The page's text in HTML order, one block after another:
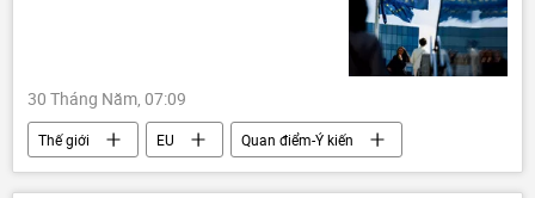
30 Tháng Năm, 07:09
Thế giới EU
Quan điểm-Ý kiến
nghị sĩ châu Âu
Chính trị